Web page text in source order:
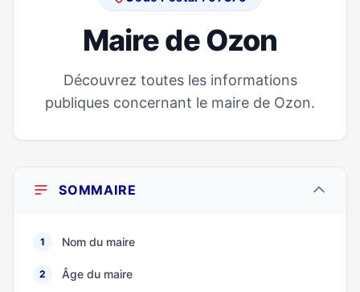
Maire de Ozon
Découvrez toutes les informations
publiques concernant le maire de Ozon.
SOMMAIRE
1 Nom du maire
2 Âge du maire